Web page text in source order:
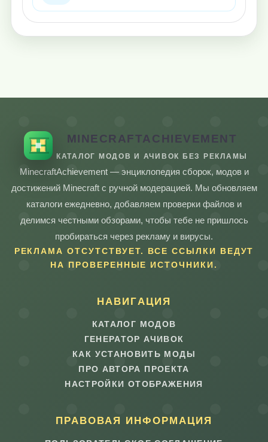
MINECRAFTACHIEVEMENT
КАТАЛОГ МОДОВ И АЧИВОК БЕЗ РЕКЛАМЫ
MinecraftAchievement — энциклопедия сборок, модов и
достижений Minecraft с ручной модерацией. Мы обновляем
каталоги ежедневно, добавляем проверки файлов и
делимся честными обзорами, чтобы тебе не пришлось
пробираться через рекламу и вирусы.
РЕКЛАМА ОТСУТСТВУЕТ. ВСЕ ССЫЛКИ ВЕДУТ
НА ПРОВЕРЕННЫЕ ИСТОЧНИКИ.
НАВИГАЦИЯ
КАТАЛОГ МОДОВ
ГЕНЕРАТОР АЧИВОК
КАК УСТАНОВИТЬ МОДЫ
ПРО АВТОРА ПРОЕКТА
НАСТРОЙКИ ОТОБРАЖЕНИЯ
ПРАВОВАЯ ИНФОРМАЦИЯ